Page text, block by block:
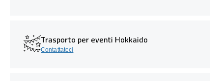
Trasporto per eventi Hokkaido
Contattateci